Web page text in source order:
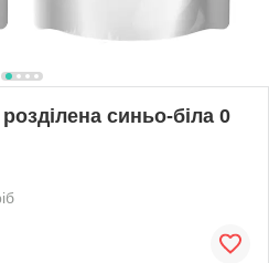
синьо-біла 0